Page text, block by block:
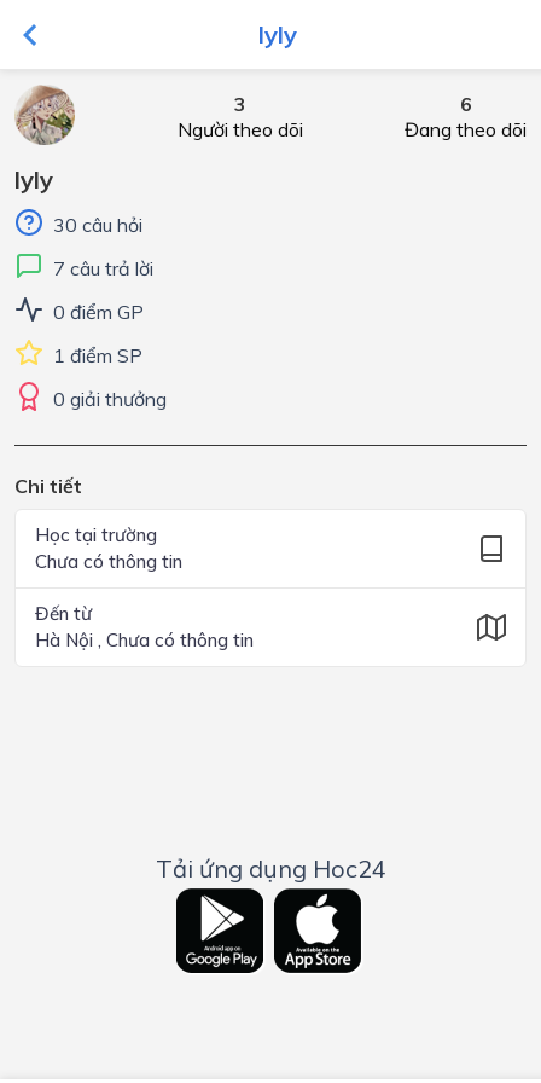
lyly
3
Người theo dõi
6
Đang theo dõi
lyly
30 câu hỏi
7 câu trả lời
0 điểm GP
1 điểm SP
0 giải thưởng
Chi tiết
Học tại trường
Chưa có thông tin
Đến từ
Hà Nội , Chưa có thông tin
Tải ứng dụng Hoc24